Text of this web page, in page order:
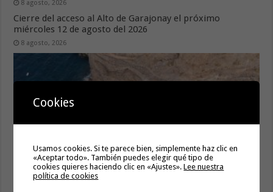
8 agosto, 2026
Cierre del acceso al Alto de Garajonay el próximo
miércoles 12 de agosto del 2026
8 agosto, 2026
Cookies
Usamos cookies. Si te parece bien, simplemente haz clic en
«Aceptar todo». También puedes elegir qué tipo de
cookies quieres haciendo clic en «Ajustes».Lee nuestra
política de cookies